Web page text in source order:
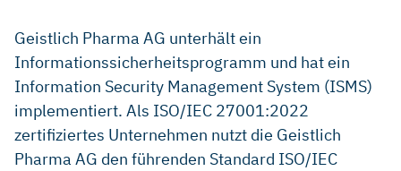
Geistlich Pharma AG unterhält ein
Informationssicherheitsprogramm und hat ein
Information Security Management System (ISMS)
implementiert. Als ISO/IEC 27001:2022
zertifiziertes Unternehmen nutzt die Geistlich
Pharma AG den führenden Standard ISO/IEC